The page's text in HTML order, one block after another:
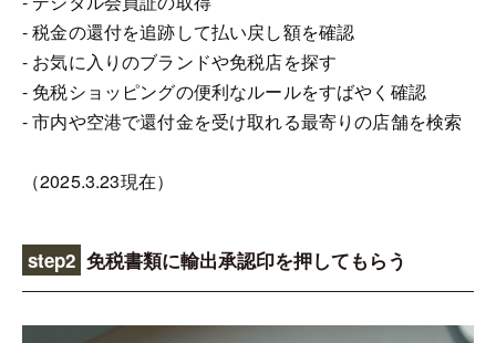
- 税金の還付を追跡して払い戻し額を確認
- お気に入りのブランドや免税店を探す
- 免税ショッピングの便利なルールをすばやく確認
- 市内や空港で還付金を受け取れる最寄りの店舗を検索
（2025.3.23現在）
step2 免税書類に輸出承認印を押してもらう